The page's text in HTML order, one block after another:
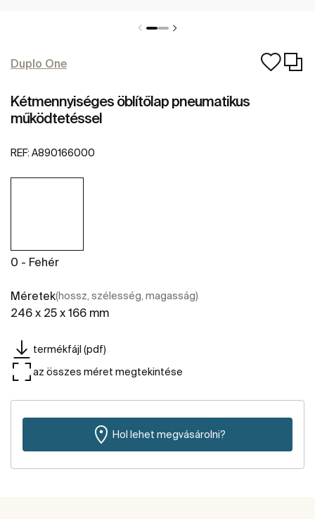
Duplo One
Kétmennyiséges öblítőlap pneumatikus
működtetéssel
REF: A890166000
0 - Fehér
Méretek(hossz, szélesség, magasság)
246 x 25 x 166 mm
termékfájl (pdf)
az összes méret megtekintése
Hol lehet megvásárolni?